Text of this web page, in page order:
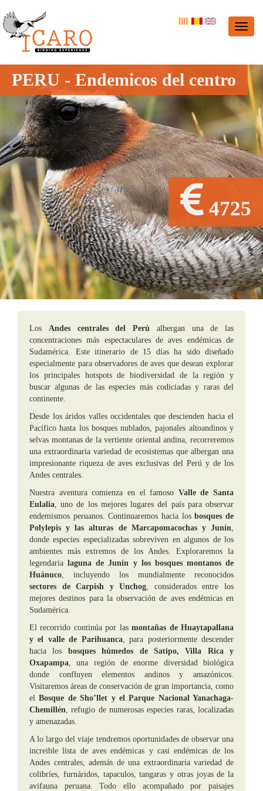
PERU - Endemicos del centro
4725
Los Andes centrales del Perú albergan una de las
concentraciones más espectaculares de aves endémicas de
Sudamérica. Este itinerario de 15 días ha sido diseñado
especialmente para observadores de aves que desean explorar
los principales hotspots de biodiversidad de la región y
buscar algunas de las especies más codiciadas y raras del
continente.
Desde los áridos valles occidentales que descienden hacia el
Pacífico hasta los bosques nublados, pajonales altoandinos y
selvas montanas de la vertiente oriental andina, recorreremos
una extraordinaria variedad de ecosistemas que albergan una
impresionante riqueza de aves exclusivas del Perú y de los
Andes centrales.
Nuestra aventura comienza en el famoso Valle de Santa
Eulalia, uno de los mejores lugares del país para observar
endemismos peruanos. Continuaremos hacia losbosques de
Polylepis y las alturas de Marcapomacochas y Junín,
donde especies especializadas sobreviven en algunos de los
ambientes más extremos de los Andes. Exploraremos la
legendarialaguna de Junín y los bosques montanos de
Huánuco, incluyendo los mundialmente reconocidos
sectores de Carpish y Unchog, considerados entre los
mejores destinos para la observación de aves endémicas en
Sudamérica.
El recorrido continúa por lasmontañas de Huaytapallana
y el valle de Parihuanca, para posteriormente descender
hacia los bosques húmedos de Satipo, Villa Rica y
Oxapampa, una región de enorme diversidad biológica
donde confluyen elementos andinos y amazónicos.
Visitaremos áreas de conservación de gran importancia, como
elBosque de Sho’llet y el Parque Nacional Yanachaga-
Chemillén, refugio de numerosas especies raras, localizadas
y amenazadas.
A lo largo del viaje tendremos oportunidades de observar una
increible lista de aves endémicas y casi endémicas de los
Andes centrales, además de una extraordinaria variedad de
colibríes, furnáridos, tapaculos, tangaras y otras joyas de la
avifauna peruana. Todo ello acompañado por paisajes